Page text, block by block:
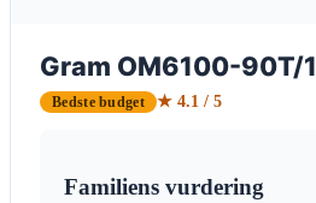
Gram OM6100-90T/1
Bedste budget ★ 4.1 / 5
Familiens vurdering